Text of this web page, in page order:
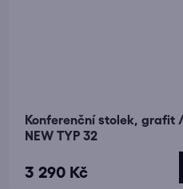
Konferenční stolek, grafit
NEW TYP 32
3 290 Kč